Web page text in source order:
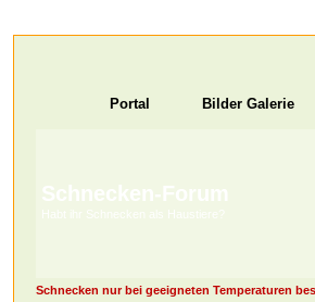
Portal Bilder Galerie
Schnecken-Forum
Habt ihr Schnecken als Haustiere?
Schnecken nur bei geeigneten Temperaturen